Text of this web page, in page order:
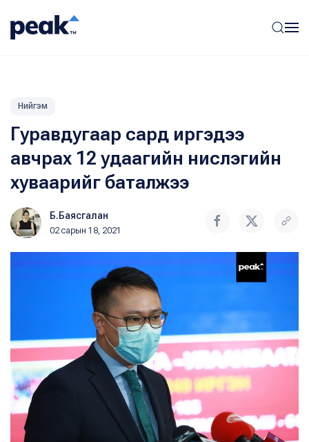
Нийгэм
Гуравдугаар сард иргэдээ
авчрах 12 удаагийн нислэгийн
хуваарийг баталжээ
Б.Баясгалан
02 сарын 18, 2021